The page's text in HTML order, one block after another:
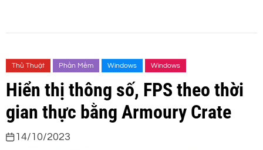
Thủ Thuật Phần Mềm Windows Windows
Hiển thị thông số, FPS theo thời
gian thực bằng Armoury Crate
14/10/2023